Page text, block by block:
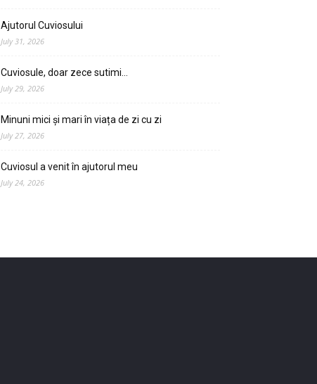
Ajutorul Cuviosului
July 31, 2026
Cuviosule, doar zece sutimi…
July 29, 2026
Minuni mici și mari în viața de zi cu zi
July 27, 2026
Cuviosul a venit în ajutorul meu
July 24, 2026